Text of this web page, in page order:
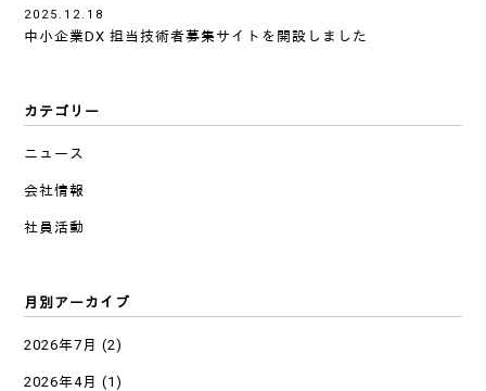
2025.12.18
中小企業DX 担当技術者募集サイトを開設しました
カテゴリー
ニュース
会社情報
社員活動
月別アーカイブ
2026年7月 (2)
2026年4月 (1)